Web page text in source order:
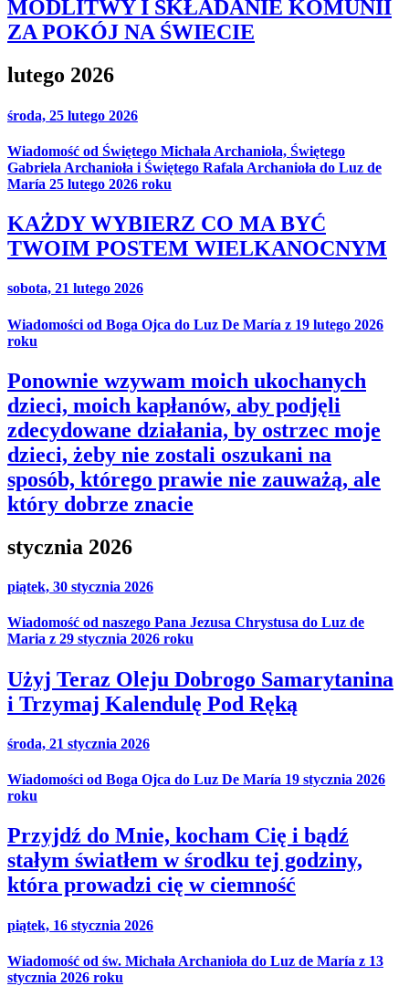
MODLITWY I SKŁADANIE KOMUNII
ZA POKÓJ NA ŚWIECIE
lutego 2026
środa, 25 lutego 2026
Wiadomość od Świętego Michała Archanioła, Świętego
Gabriela Archanioła i Świętego Rafala Archanioła do Luz de
María 25 lutego 2026 roku
KAŻDY WYBIERZ CO MA BYĆ
TWOIM POSTEM WIELKANOCNYM
sobota, 21 lutego 2026
Wiadomości od Boga Ojca do Luz De María z 19 lutego 2026
roku
Ponownie wzywam moich ukochanych
dzieci, moich kapłanów, aby podjęli
zdecydowane działania, by ostrzec moje
dzieci, żeby nie zostali oszukani na
sposób, którego prawie nie zauważą, ale
który dobrze znacie
stycznia 2026
piątek, 30 stycznia 2026
Wiadomość od naszego Pana Jezusa Chrystusa do Luz de
Maria z 29 stycznia 2026 roku
Użyj Teraz Oleju Dobrogo Samarytanina
i Trzymaj Kalendulę Pod Ręką
środa, 21 stycznia 2026
Wiadomości od Boga Ojca do Luz De María 19 stycznia 2026
roku
Przyjdź do Mnie, kocham Cię i bądź
stałym światłem w środku tej godziny,
która prowadzi cię w ciemność
piątek, 16 stycznia 2026
Wiadomość od św. Michała Archanioła do Luz de María z 13
stycznia 2026 roku